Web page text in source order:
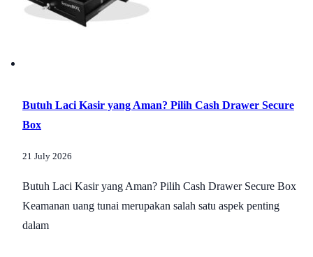
Butuh Laci Kasir yang Aman? Pilih Cash Drawer Secure
Box
21 July 2026
Butuh Laci Kasir yang Aman? Pilih Cash Drawer Secure Box
Keamanan uang tunai merupakan salah satu aspek penting
dalam